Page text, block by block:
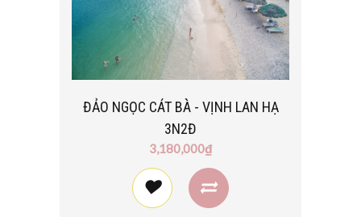
ĐẢO NGỌC CÁT BÀ - VỊNH LAN HẠ
3N2Đ
3,180,000₫